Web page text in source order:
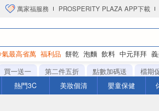
萬家福服務 PROSPERITY PLAZA APP下載
氣最高省萬 福利品 餅乾 泡麵 飲料 中元拜拜
買一送一 第二件五折 點數加碼送
檔期
熱門3C 美妝個清 嬰童保健